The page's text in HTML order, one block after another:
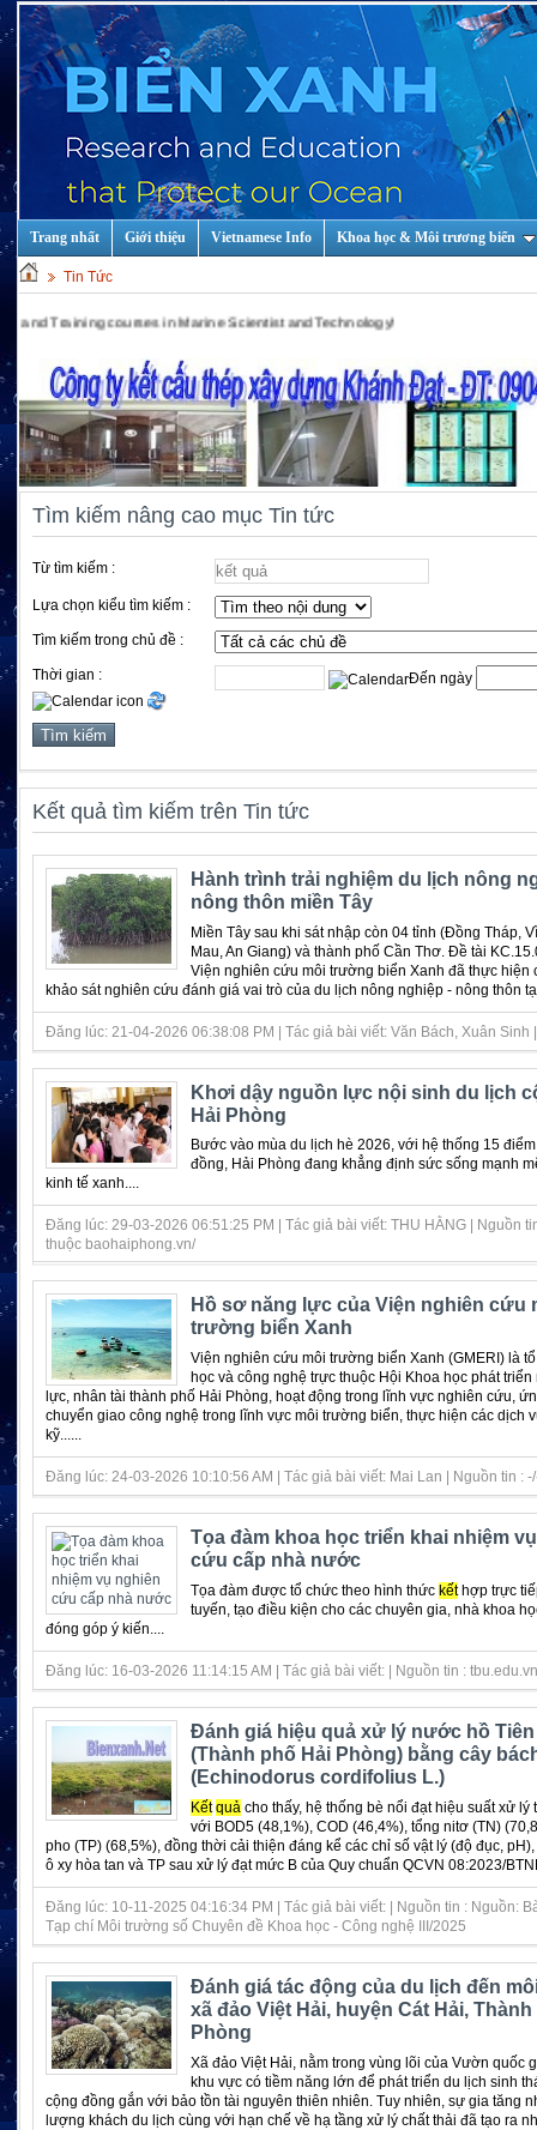
Trang nhất Giới thiệu Vietnamese Info Khoa học & Môi trương biển
Tin Tức
in Marine Scientist and Technology!
Tìm kiếm nâng cao mục Tin tức
Từ tìm kiếm :
Lựa chọn kiểu tìm kiếm :
Tìm kiếm trong chủ đề :
Thời gian : Đến ngày
Kết quả tìm kiếm trên Tin tức
Hành trình trải nghiệm du lịch nông
nông thôn miền Tây
Miền Tây sau khi sát nhập còn 04 tỉnh (Đồng Tháp,
Mau, An Giang) và thành phố Cần Thơ. Đề tài
Viện nghiên cứu môi trường biển Xanh đã thực hiện
khảo sát nghiên cứu đánh giá vai trò của du lịch nông nghiệp - nông thôn
Đăng lúc: 21-04-2026 06:38:08 PM | Tác giả bài viết: Văn Bách, Xuân Sinh
Khơi dậy nguồn lực nội sinh du lịch
Hải Phòng
Bước vào mùa du lịch hè 2026, với hệ thống 15
đồng, Hải Phòng đang khẳng định sức sống mạnh
kinh tế xanh....
Đăng lúc: 29-03-2026 06:51:25 PM | Tác giả bài viết: THU HẰNG | Nguồn
thuộc baohaiphong.vn/
Hồ sơ năng lực của Viện nghiên cứu
trường biển Xanh
Viện nghiên cứu môi trường biển Xanh (GMERI) là
học và công nghệ trực thuộc Hội Khoa học phát
lực, nhân tài thành phố Hải Phòng, hoạt động trong lĩnh vực nghiên cứu,
chuyển giao công nghệ trong lĩnh vực môi trường biển, thực hiện các dịch
kỹ......
Đăng lúc: 24-03-2026 10:10:56 AM | Tác giả bài viết: Mai Lan | Nguồn tin :
Tọa đàm khoa học triển khai nhiệm
cứu cấp nhà nước
Tọa đàm được tổ chức theo hình thức kếthợp trực
tuyến, tạo điều kiện cho các chuyên gia, nhà khoa
đóng góp ý kiến....
Đăng lúc: 16-03-2026 11:14:15 AM | Tác giả bài viết: | Nguồn tin : tbu.edu.vn
Đánh giá hiệu quả xử lý nước hồ Tiên
(Thành phố Hải Phòng) bằng cây
(Echinodorus cordifolius L.)
Kết quảcho thấy, hệ thống bè nổi đạt hiệu suất xử lý
với BOD5 (48,1%), COD (46,4%), tổng nitơ (TN)
pho (TP) (68,5%), đồng thời cải thiện đáng kể các chỉ số vật lý (độ đục,
ô xy hòa tan và TP sau xử lý đạt mức B của Quy chuẩn QCVN 08:2023/
Đăng lúc: 10-11-2025 04:16:34 PM | Tác giả bài viết: | Nguồn tin : Nguồn:
Tạp chí Môi trường số Chuyên đề Khoa học - Công nghệ III/2025
Đánh giá tác động của du lịch đến
xã đảo Việt Hải, huyện Cát Hải,
Phòng
Xã đảo Việt Hải, nằm trong vùng lõi của Vườn quốc
khu vực có tiềm năng lớn để phát triển du lịch sinh
cộng đồng gắn với bảo tồn tài nguyên thiên nhiên. Tuy nhiên, sự gia tăng
lượng khách du lịch cùng với hạn chế về hạ tầng xử lý chất thải đã tạo ra